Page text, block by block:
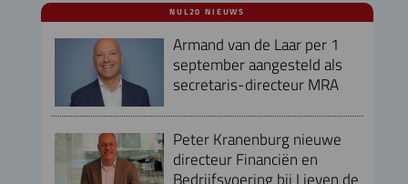
NUL20 NIEUWS
Armand van de Laar per 1
september aangesteld als
secretaris-directeur MRA
Peter Kranenburg nieuwe
directeur Financiën en
Bedrijfsvoering bij Lieven de